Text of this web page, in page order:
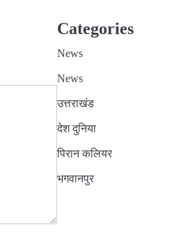
Categories
News
News
उत्तराखंड
देश दुनिया
पिरान कलियर
भगवानपुर